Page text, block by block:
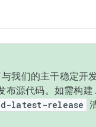
我们的主干稳定开
布源代码。如需构
latest-release